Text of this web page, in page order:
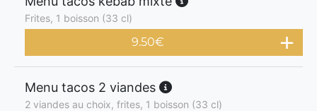
Frites, 1 boisson (33 cl)
9.50€
Menu tacos 2 viandes
2 viandes au choix, frites, 1 boisson (33 cl)